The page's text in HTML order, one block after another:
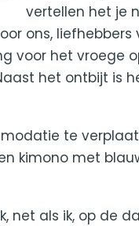
vertellen het je
ons, liefhebbers
voor het vroege
het ontbijt is
te
kimono met
net als ik, op de